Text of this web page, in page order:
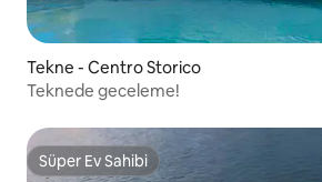
Tekne - Centro Storico
Teknede geceleme!
Süper Ev Sahibi
Süper Ev Sahibi